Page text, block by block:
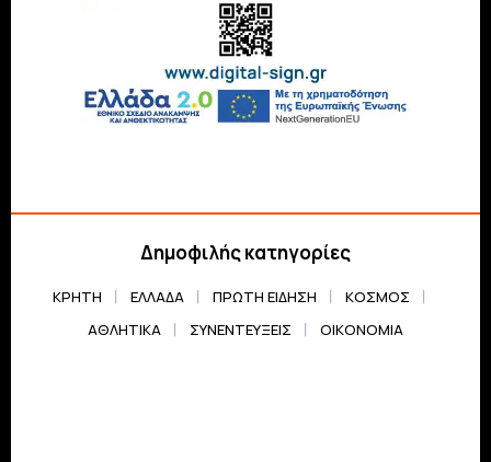
Δημοφιλής κατηγορίες
ΚΡΗΤΗ ΕΛΛΆΔΑ ΠΡΏΤΗ ΕΊΔΗΣΗ
ΚΌΣΜΟΣ
ΑΘΛΗΤΙΚΆ
ΣΥΝΕΝΤΕΎΞΕΙΣ ΟΙΚΟΝΟΜΊΑ